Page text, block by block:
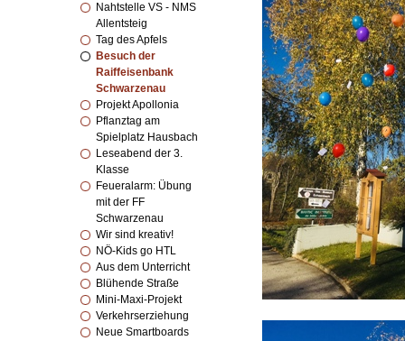
Nahtstelle VS - NMS
Allentsteig
Tag des Apfels
Besuch der
Raiffeisenbank
Schwarzenau
Projekt Apollonia
Pflanztag am
Spielplatz Hausbach
Leseabend der 3.
Klasse
Feueralarm: Übung
mit der FF
Schwarzenau
Wir sind kreativ!
NÖ-Kids go HTL
Aus dem Unterricht
Blühende Straße
Mini-Maxi-Projekt
Verkehrserziehung
Neue Smartboards